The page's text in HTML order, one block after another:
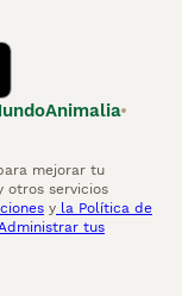
mejorar tu
otros servicios
y la Política de
tus